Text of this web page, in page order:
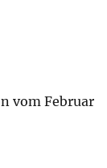
vom Februar